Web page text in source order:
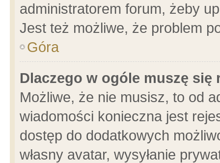
administratorem forum, żeby
Jest też możliwe, że problem
Góra
Dlaczego w ogóle muszę się
Możliwe, że nie musisz, to od
wiadomości konieczna jest
dostęp do dodatkowych
własny avatar, wysyłanie